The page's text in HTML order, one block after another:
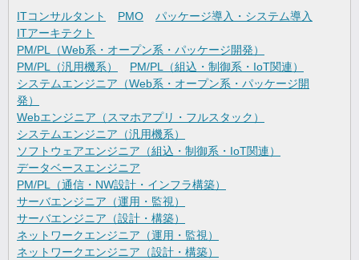
ITコンサルタント PMO
パッケージ導入・システム導入
ITアーキテクト
PM/PL（Web系・オープン系・パッケージ開発）
PM/PL（汎用機系）
PM/PL（組込・制御系・IoT関連）
システムエンジニア（Web系・オープン系・パッケージ開
発）
Webエンジニア（スマホアプリ・フルスタック）
システムエンジニア（汎用機系）
ソフトウェアエンジニア（組込・制御系・IoT関連）
データベースエンジニア
PM/PL（通信・NW設計・インフラ構築）
サーバエンジニア（運用・監視）
サーバエンジニア（設計・構築）
ネットワークエンジニア（運用・監視）
ネットワークエンジニア（設計・構築）